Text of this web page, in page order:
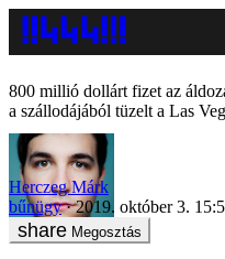
800 millió dollárt fizet az
a szállodájából tüzelt a Las
Herczeg Márk
bűnügy
2019. október 3.
Megosztás